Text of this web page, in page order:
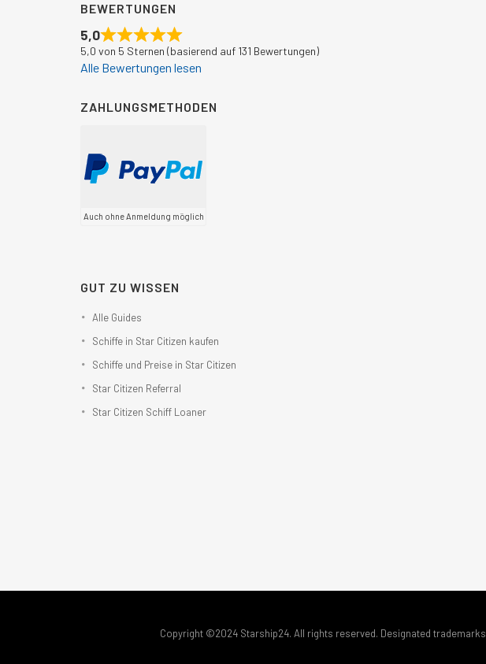
BEWERTUNGEN
5,0
5,0 von 5 Sternen (basierend auf 131 Bewertungen)
Alle Bewertungen lesen
ZAHLUNGSMETHODEN
Auch ohne Anmeldung möglich
GUT ZU WISSEN
Alle Guides
Schiffe in Star Citizen kaufen
Schiffe und Preise in Star Citizen
Star Citizen Referral
Star Citizen Schiff Loaner
Copyright ©2024 Starship24. All rights reserved. Designated